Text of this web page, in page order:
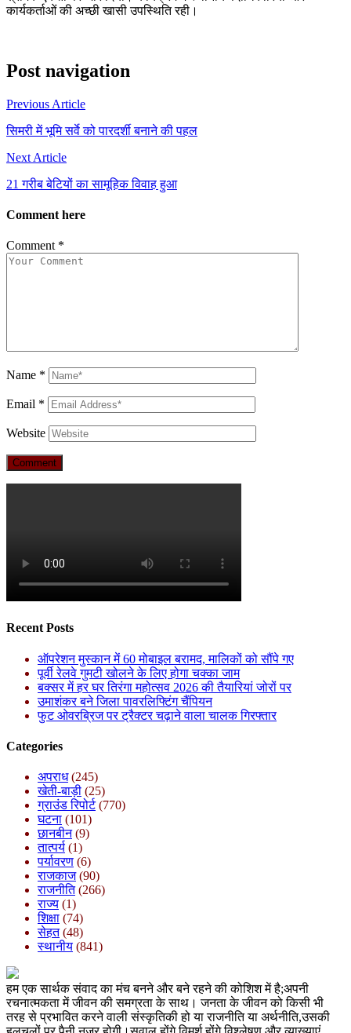
कार्यकर्ताओं की अच्छी खासी उपस्थिति रही।
Post navigation
Previous Article
सिमरी में भूमि सर्वे को पारदर्शी बनाने की पहल
Next Article
21 गरीब बेटियों का सामूहिक विवाह हुआ
Comment here
Comment *
Name *
Email *
Website
Recent Posts
ऑपरेशन मुस्कान में 60 मोबाइल बरामद, मालिकों को सौंपे गए
पूर्वी रेलवे गुमटी खोलने के लिए होगा चक्का जाम
बक्सर में हर घर तिरंगा महोत्सव 2026 की तैयारियां जोरों पर
उमाशंकर बने जिला पावरलिफ्टिंग चैंपियन
फुट ओवरब्रिज पर ट्रैक्टर चढ़ाने वाला चालक गिरफ्तार
Categories
अपराध(245)
खेती-बाड़ी (25)
ग्राउंड रिपोर्ट(770)
घटना (101)
छानबीन(9)
तात्पर्य (1)
पर्यावरण (6)
राजकाज(90)
राजनीति(266)
राज्य (1)
शिक्षा (74)
सेहत(48)
स्थानीय (841)
हम एक सार्थक संवाद का मंच बनने और बने रहने की कोशिश में है;अपनी
रचनात्मकता में जीवन की समग्रता के साथ। जनता के जीवन को किसी भी
तरह से प्रभावित करने वाली संस्कृतिकी हो या राजनीति या अर्थनीति,उसकी